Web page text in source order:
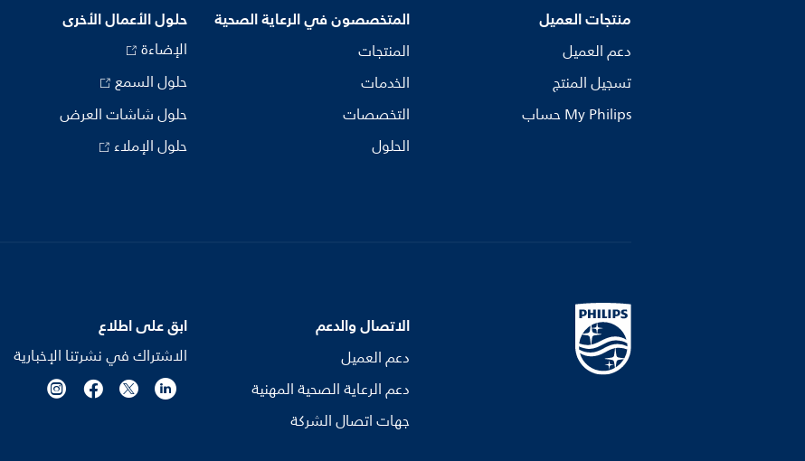
منتجات العميل
دعم العميل
تسجيل المنتج
My Philips حساب
المتخصصون في الرعاية الصحية
المنتجات
الخدمات
التخصصات
الحلول
حلول الأعمال الأخرى
الإضاءة
حلول السمع
حلول شاشات العرض
حلول الإملاء
الاتصال والدعم
دعم العميل
دعم الرعاية الصحية المهنية
جهات اتصال الشركة
ابق على اطلاع
الاشتراك في نشرتنا الإخبارية